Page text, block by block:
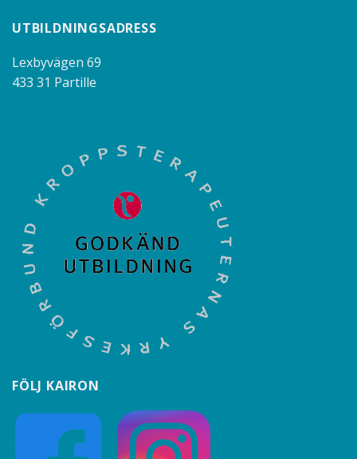
UTBILDNINGSADRESS
Lexbyvägen 69
433 31 Partille
FÖLJ KAIRON